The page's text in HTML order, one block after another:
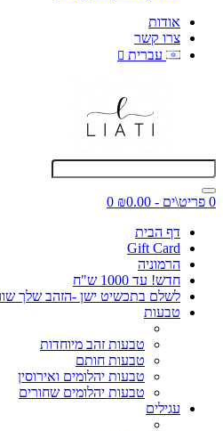
אודות
צרו קשר
עברית
0 פריט\ים - ₪0.00
0
דף הבית
Gift Card
הרמוניה
חדש! עד 1000 ש"ח
לשלם בתכשיט ישן -הזהב שלך
טבעות
טבעות זהב מיוחדות
טבעות חותם
טבעות יהלומים ואירוסין
טבעות יהלומים שחורים
עגילים